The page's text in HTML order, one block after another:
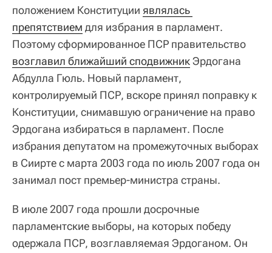
положением Конституции являлась
препятствием для избрания в парламент.
Поэтому сформированное ПСР правительство
возглавил ближайший сподвижникЭрдогана
Абдулла Гюль. Новый парламент,
контролируемый ПСР, вскоре принял поправку к
Конституции, снимавшую ограничение на право
Эрдогана избираться в парламент. После
избрания депутатом на промежуточных выборах
в Сиирте c марта 2003 года по июль 2007 года он
занимал пост премьер-министра страны.
В июле 2007 года прошли досрочные
парламентские выборы, на которых победу
одержала ПСР, возглавляемая Эрдоганом. Он